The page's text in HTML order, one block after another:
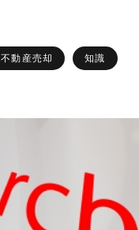
不動産売却 知識